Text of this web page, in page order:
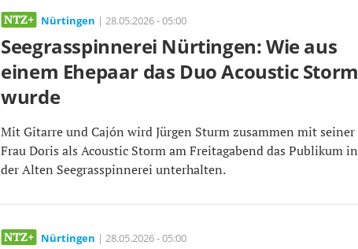
Nürtingen | 28.05.2026 - 05:00
Seegrasspinnerei Nürtingen: Wie aus
einem Ehepaar das Duo Acoustic Storm
wurde
Mit Gitarre und Cajón wird Jürgen Sturm zusammen mit seiner
Frau Doris als Acoustic Storm am Freitagabend das Publikum in
der Alten Seegrasspinnerei unterhalten.
Nürtingen | 28.05.2026 - 05:00